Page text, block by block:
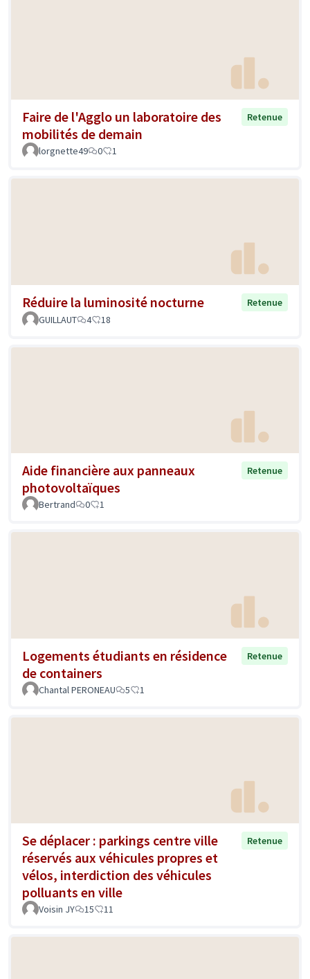
Faire de l'Agglo un laboratoire des
mobilités de demain
Retenue
lorgnette49 0 1
Réduire la luminosité nocturne
Retenue
GUILLAUT
4 18
Aide financière aux panneaux
photovoltaïques
Retenue
Bertrand 0 1
Logements étudiants en résidence
de containers
Retenue
Chantal PERONEAU 5 1
Se déplacer : parkings centre ville
réservés aux véhicules propres et
vélos, interdiction des véhicules
polluants en ville
Retenue
Voisin JY 15 11